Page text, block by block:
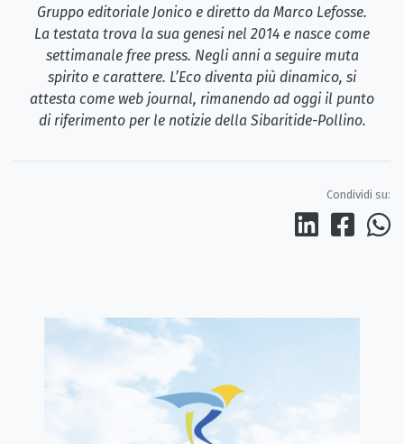
Gruppo editoriale Jonico e diretto da Marco Lefosse.
La testata trova la sua genesi nel 2014 e nasce come
settimanale free press. Negli anni a seguire muta
spirito e carattere. L’Eco diventa più dinamico, si
attesta come web journal, rimanendo ad oggi il punto
di riferimento per le notizie della Sibaritide-Pollino.
Condividi su: